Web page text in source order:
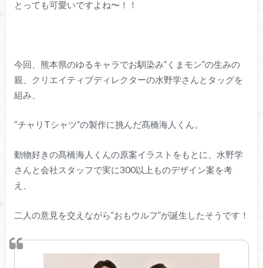
とっても可愛いですよね〜！！
今回、熊本県のゆるキャラでお馴染み”くまモン”の生みの
親、クリエイティブディレクターの水野学さんとタッグを
組み、
“チャリTシャツ”の製作に挑んだ髙橋海人くん。
動物好きの髙橋海人くんの原案イラストをもとに、水野学
さんと会社スタッフで実に300以上ものデザイン案を考
え、
二人の意見を交えながら”おもウルフ”が誕生したそうです！